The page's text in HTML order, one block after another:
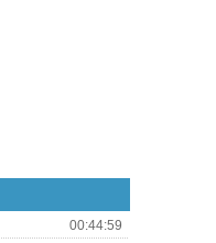
00:44:59